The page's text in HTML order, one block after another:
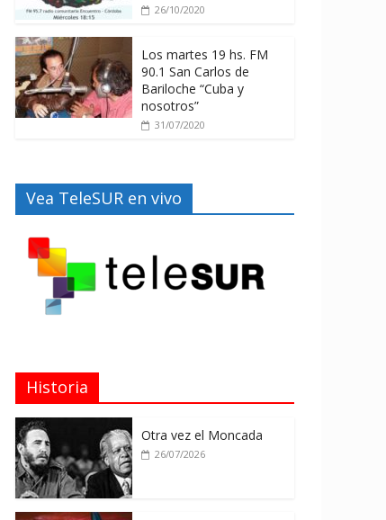
26/10/2020
Los martes 19 hs. FM
90.1 San Carlos de
Bariloche “Cuba y
nosotros”
31/07/2020
Vea TeleSUR en vivo
Historia
Otra vez el Moncada
26/07/2026